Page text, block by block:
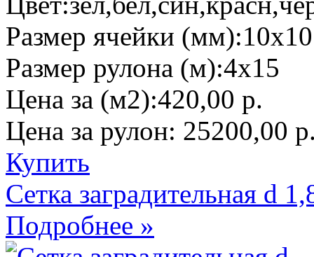
Размер ячейки (мм):10х10
Размер рулона (м):4х15
Цена за (м2):420,00 р.
Цена за рулон: 25200,00
Купить
Сетка заградительная d
Подробнее »